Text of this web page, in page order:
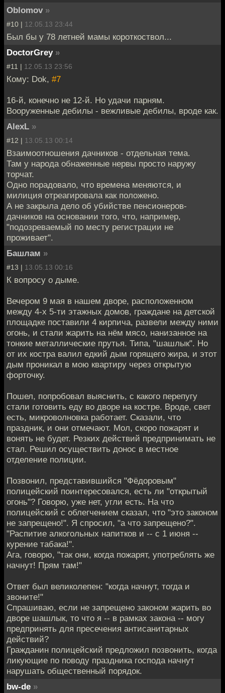
Oblomov »
#10 | 12.05.13 23:44
Был бы у 78 летней мамы короткоствол...
DoctorGrey »
#11 | 12.05.13 23:56
Кому: Dok, #7
16-й, конечно не 12-й. Но удачи парням.
Вооруженные дебилы - вежливые дебилы, вроде как.
AlexL »
#12 | 13.05.13 00:14
Взаимоотношения дачников - отдельная тема.
Там у народа обнаженные нервы просто наружу
торчат.
Одно порадовало, что времена меняются, и
милиция отреагировала как положено.
А не закрыла дело об убийстве пенсионеров-
дачников на основании того, что, например,
"подозреваемый по месту регистрации не
проживает".
Башлам »
#13 | 13.05.13 00:16
К вопросу о дыме.
Вечером 9 мая в нашем дворе, расположенном
между 4-х 5-ти этажных домов, граждане на детской
площадке поставили 4 кирпича, развели между ними
огонь, и стали жарить на нём мясо, нанизанное на
тонкие металлические прутья. Типа, "шашлык". Но
от их костра валил едкий дым горящего жира, и этот
дым проникал в мою квартиру через открытую
форточку.
Пошел, попробовал выяснить, с какого перепугу
стали готовить еду во дворе на костре. Вроде, свет
есть, микроволновка работает. Сказали, что
праздник, и они отмечают. Мол, скоро пожарят и
вонять не будет. Резких действий предпринимать не
стал. Решил осуществить донос в местное
отделение полиции.
Позвонил, представившийся "Фёдоровым"
полицейский поинтересовался, есть ли "открытый
огонь"? Говорю, уже нет, угли есть. На что
полицейский с облегчением сказал, что "это законом
не запрещено!". Я спросил, "а что запрещено?".
"Распитие алкогольных напитков и -- с 1 июня --
курение табака!".
Ага, говорю, "так они, когда пожарят, употреблять же
начнут! Прям там!"
Ответ был великолепен: "когда начнут, тогда и
звоните!"
Спрашиваю, если не запрещено законом жарить во
дворе шашлык, то что я -- в рамках закона -- могу
предпринять для пресечения антисанитарных
действий?
Гражданин полицейский предложил позвонить, когда
ликующие по поводу праздника господа начнут
нарушать общественный порядок.
bw-de »